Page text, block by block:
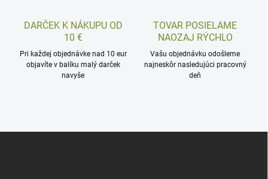
DARČEK K NÁKUPU OD
10 €
Pri každej objednávke nad 10 eur
objavíte v balíku malý darček
navyše
TOVAR POSIELAME
NAOZAJ RÝCHLO
Vašu objednávku odošleme
najneskôr nasledujúci pracovný
deň